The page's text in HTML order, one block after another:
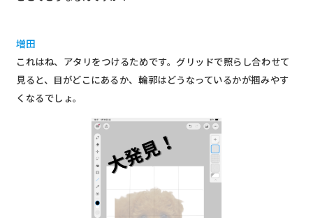
増田
これはね、アタリをつけるためです。グリッドで照らし合わせて
見ると、目がどこにあるか、輪郭はどうなっているかが掴みやす
くなるでしょ。